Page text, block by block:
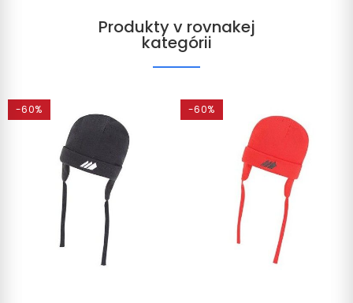
Produkty v rovnakej
kategórii
-60% -60%